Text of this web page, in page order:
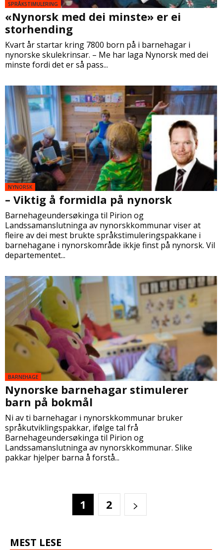
SPRÅKSTIMULERING
«Nynorsk med dei minste» er ei
storhending
Kvart år startar kring 7800 born på i barnehagar i
nynorske skulekrinsar. – Me har laga Nynorsk med dei
minste fordi det er så pass...
NYNORSK
– Viktig å formidla på nynorsk
Barnehageundersøkinga til Pirion og
Landssamanslutninga av nynorskkommunar viser at
fleire av dei mest brukte språkstimuleringspakkane i
barnehagane i nynorskområde ikkje finst på nynorsk. Vil
departementet...
BARNEHAGE
Nynorske barnehagar stimulerer
barn på bokmål
Ni av ti barnehagar i nynorskkommunar bruker
språkutviklingspakkar, ifølge tal frå
Barnehageundersøkinga til Pirion og
Landssamanslutninga av nynorskkommunar. Slike
pakkar hjelper barna å forstå...
1 2
MEST LESE